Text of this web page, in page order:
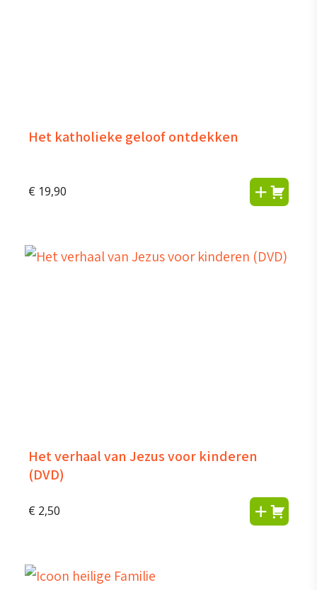
Het katholieke geloof ontdekken
€ 19,90
Het verhaal van Jezus voor kinderen
(DVD)
€ 2,50